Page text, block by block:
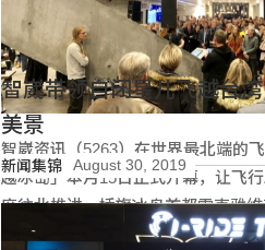
智崴资讯（5263）在世界最北端的
越冰岛」本月15日正式开幕，让飞
度往北推进，插旗冰岛首都雷克雅
最南端的飞行剧院「飞越澳洲」亦已
智崴带领自闭星儿飞越台
美景
新闻集锦 August 30, 2019